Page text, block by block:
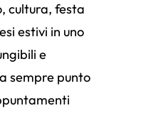
cultura, festa
estivi in uno
e
sempre punto